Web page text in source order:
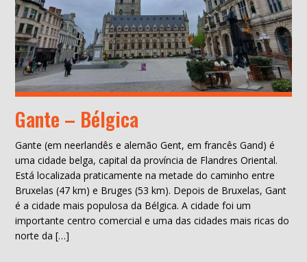
Gante – Bélgica
Gante (em neerlandês e alemão Gent, em francês Gand) é
uma cidade belga, capital da província de Flandres Oriental.
Está localizada praticamente na metade do caminho entre
Bruxelas (47 km) e Bruges (53 km). Depois de Bruxelas, Gant
é a cidade mais populosa da Bélgica. A cidade foi um
importante centro comercial e uma das cidades mais ricas do
norte da […]